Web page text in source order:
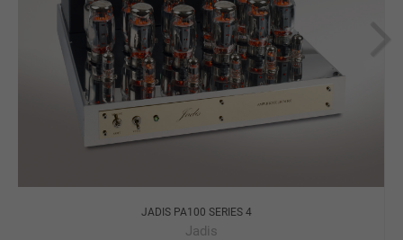
JADIS PA100 SERIES 4
Jadis